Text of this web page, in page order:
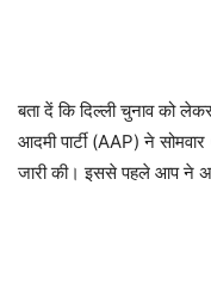
बता दें कि दिल्ली चुनाव को
आदमी पार्टी (AAP) ने
जारी की। इससे पहले आप ने